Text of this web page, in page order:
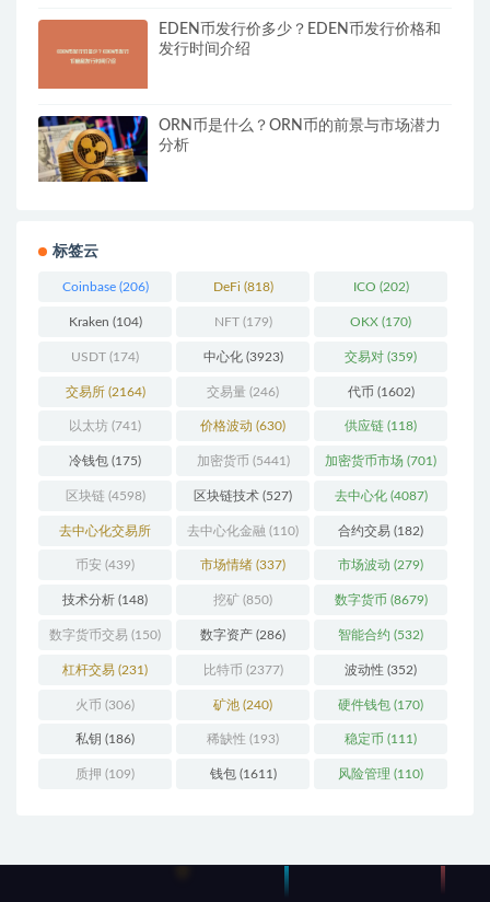
EDEN币发行价多少？EDEN币发行价格和
发行时间介绍
ORN币是什么？ORN币的前景与市场潜力
分析
标签云
Coinbase(206) DeFi (818) ICO (202)
Kraken (104) NFT(179) OKX (170)
USDT (174) 中心化(3923) 交易对 (359)
交易所(2164) 交易量 (246) 代币 (1602)
以太坊 (741) 价格波动 (630) 供应链 (118)
冷钱包 (175) 加密货币 (5441) 加密货币市场 (701)
区块链(4598) 区块链技术 (527) 去中心化(4087)
去中心化交易所
(196)
去中心化金融 (110) 合约交易 (182)
币安 (439) 市场情绪 (337) 市场波动 (279)
技术分析 (148) 挖矿 (850) 数字货币 (8679)
数字货币交易 (150) 数字资产 (286) 智能合约 (532)
杠杆交易 (231) 比特币 (2377) 波动性 (352)
火币 (306) 矿池 (240) 硬件钱包 (170)
私钥 (186) 稀缺性 (193) 稳定币 (111)
质押 (109) 钱包(1611) 风险管理 (110)